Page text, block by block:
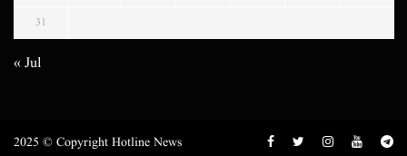
31
« Jul
2025 © Copyright Hotline News